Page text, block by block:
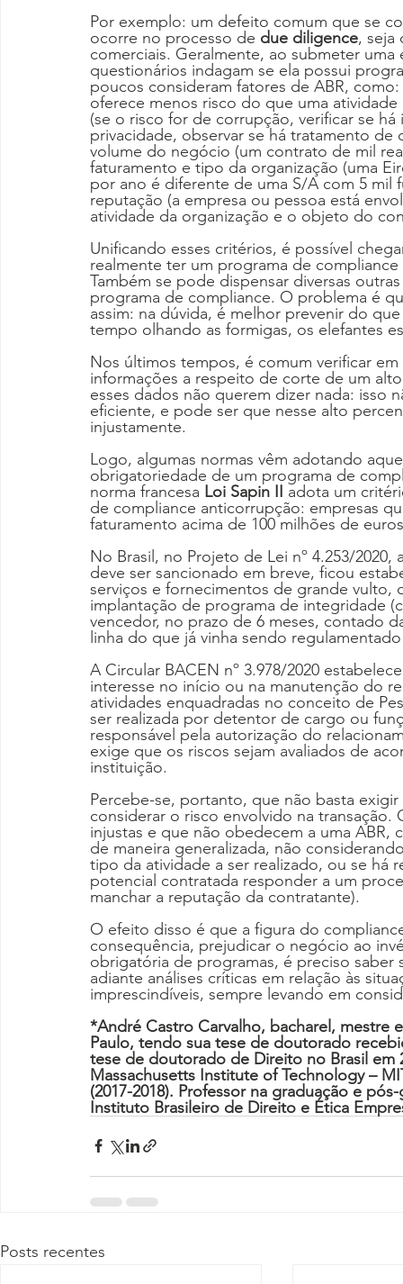
Por exemplo: um defeito comum que se
ocorre no processo de due diligence, seja
comerciais. Geralmente, ao submeter
questionários indagam se ela possui
poucos consideram fatores de ABR,
oferece menos risco do que uma
(se o risco for de corrupção, verificar se
privacidade, observar se há tratamento
volume do negócio (um contrato de mil
faturamento e tipo da organização (uma
por ano é diferente de uma S/A com 5 mil
reputação (a empresa ou pessoa está
atividade da organização e o objeto do
Unificando esses critérios, é possível
realmente ter um programa de
Também se pode dispensar diversas
programa de compliance. O problema é
assim: na dúvida, é melhor prevenir do
tempo olhando as formigas, os elefantes
Nos últimos tempos, é comum verificar
informações a respeito de corte de um
esses dados não querem dizer nada: isso
eficiente, e pode ser que nesse alto
injustamente.
Logo, algumas normas vêm adotando
obrigatoriedade de um programa de
norma francesa Loi Sapin II adota um
de compliance anticorrupção: empresas
faturamento acima de 100 milhões de
No Brasil, no Projeto de Lei nº 4.253/
deve ser sancionado em breve, ficou
serviços e fornecimentos de grande
implantação de programa de integridade
vencedor, no prazo de 6 meses, contado
linha do que já vinha sendo
A Circular BACEN nº 3.978/2020
interesse no início ou na manutenção do
atividades enquadradas no conceito de
ser realizada por detentor de cargo ou
responsável pela autorização do
exige que os riscos sejam avaliados de
instituição.
Percebe-se, portanto, que não basta
considerar o risco envolvido na
injustas e que não obedecem a uma
de maneira generalizada, não
tipo da atividade a ser realizado, ou se há
potencial contratada responder a um
manchar a reputação da contratante).
O efeito disso é que a figura do
consequência, prejudicar o negócio ao
obrigatória de programas, é preciso
adiante análises críticas em relação às
imprescindíveis, sempre levando em
*André Castro Carvalho, bacharel,
Paulo, tendo sua tese de doutorado
tese de doutorado de Direito no Brasil
Massachusetts Institute of Technology –
(2017-2018). Professor na graduação e
Instituto Brasileiro de Direito e Ética
Posts recentes